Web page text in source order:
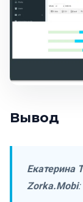
Вывод
Екатерина
Zorka.Mobi: